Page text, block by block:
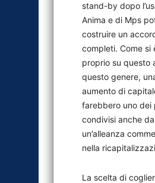
stand-by dopo
Anima e di Mps
costruire un
completi. Come si
proprio su questo
questo genere,
aumento di
farebbero uno dei
condivisi anche
un’alleanza
nella
La scelta di